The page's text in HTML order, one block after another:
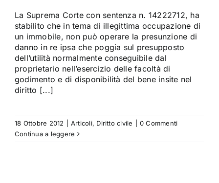
La Suprema Corte con sentenza n. 14222712, ha
stabilito che in tema di illegittima occupazione di
un immobile, non può operare la presunzione di
danno in re ipsa che poggia sul presupposto
dell’utilità normalmente conseguibile dal
proprietario nell’esercizio delle facoltà di
godimento e di disponibilità del bene insite nel
diritto [...]
18 Ottobre 2012 Articoli, Diritto civile
0 Commenti
Continua a leggere